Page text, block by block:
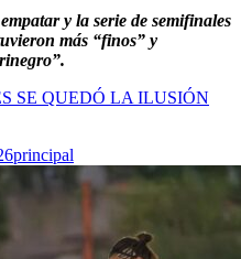
y la serie de semifinales
más “finos” y
SE QUEDÓ LA ILUSIÓN
principal